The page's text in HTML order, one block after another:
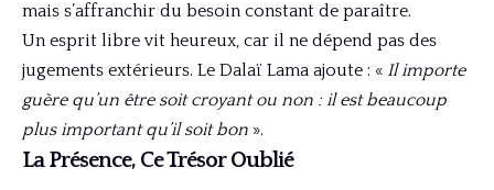
mais s’affranchir du besoin constant de paraître.
Un esprit libre vit heureux, car il ne dépend pas des
jugements extérieurs. Le Dalaï Lama ajoute : « Il importe
guère qu’un être soit croyant ou non : il est beaucoup
plus important qu’il soit bon ».
La Présence, Ce Trésor Oublié